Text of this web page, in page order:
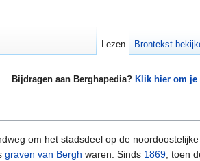
Bijdragen aan Berghapedia? Klik hier om je
om het stadsdeel op de
graven van Bergh waren. Sinds 1869, toen
Lezen Brontekst